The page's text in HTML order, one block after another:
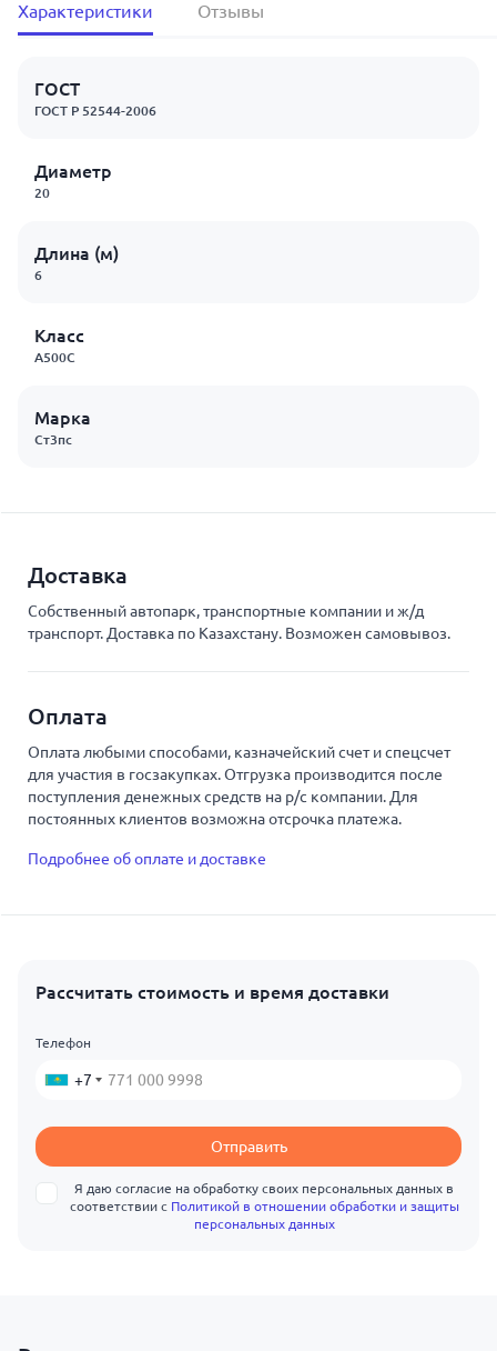
Характеристики Отзывы
ГОСТ
ГОСТ Р 52544-2006
Диаметр
20
Длина (м)
6
Класс
А500С
Марка
Ст3пс
Оплата
Оплата любыми способами, казначейский счет и спецсчет
для участия в госзакупках. Отгрузка производится после
поступления денежных средств на р/с компании. Для
постоянных клиентов возможна отсрочка платежа.
Подробнее об оплате и доставке
Доставка
Собственный автопарк, транспортные компании и ж/д
транспорт. Доставка по Казахстану. Возможен самовывоз.
Рассчитать стоимость и время доставки
Телефон
+7
Отправить
Я даю согласие на обработку своих персональных данных в
соответствии с Политикой в отношении обработки и защиты
персональных данных